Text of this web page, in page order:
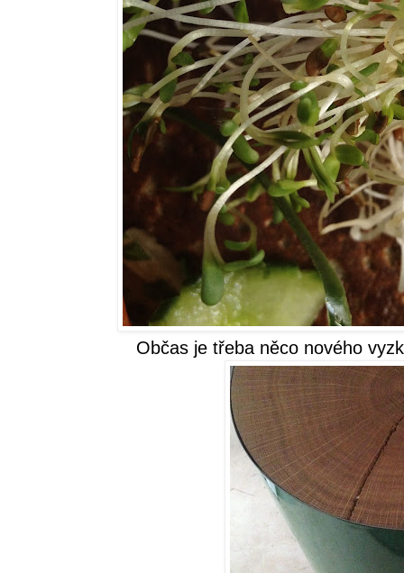
Občas je třeba něco nového